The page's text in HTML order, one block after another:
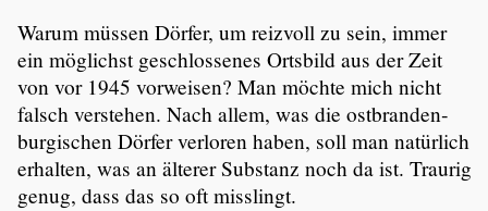
Warum müssen Dörfer, um reizvoll zu sein, immer
ein möglichst geschlos­senes Ortsbild aus der Zeit
von vor 1945 vorweisen? Man möchte mich nicht
falsch verstehen. Nach allem, was die ostbran­den­
bur­gi­schen Dörfer verloren haben, soll man natürlich
erhalten, was an älterer Substanz noch da ist. Traurig
genug, dass das so oft misslingt.